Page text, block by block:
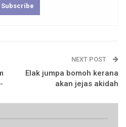
Subscribe
NEXT POST
Elak jumpa bomoh kerana
akan jejas akidah